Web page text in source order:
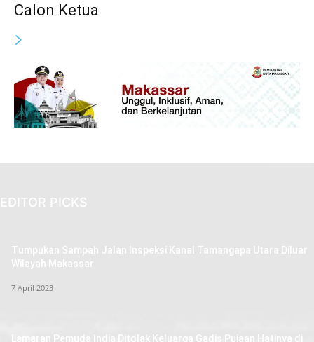
Calon Ketua
EDITOR PICKS
Tumpukan Sampah Jalan Inspeksi Kanal Tamangapa Utara Diluar
Wilayah Makassar
7 April 2023
Lamaran Pemuda India Ditolak Keluarga Gadis Pujaan Hatinya di